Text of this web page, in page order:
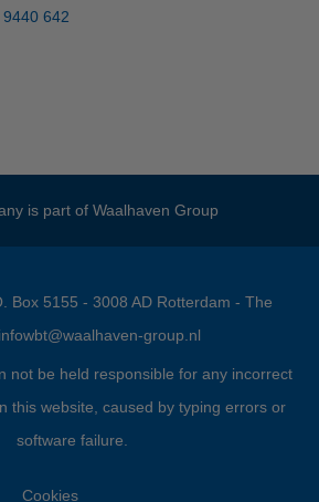
642
is part of Waalhaven Group
Box 5155 - 3008 AD Rotterdam - The
infowbt@waalhaven-group.nl
not be held responsible for any incorrect
this website, caused by typing errors or
software failure.
Cookies